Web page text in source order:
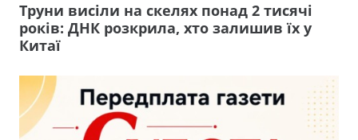
Труни висіли на скелях понад 2 тисячі
років: ДНК розкрила, хто залишив їх у
Китаї